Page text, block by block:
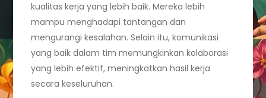
kualitas kerja yang lebih baik. Mereka lebih
mampu menghadapi tantangan dan
mengurangi kesalahan. Selain itu, komunikasi
yang baik dalam tim memungkinkan kolaborasi
yang lebih efektif, meningkatkan hasil kerja
secara keseluruhan.